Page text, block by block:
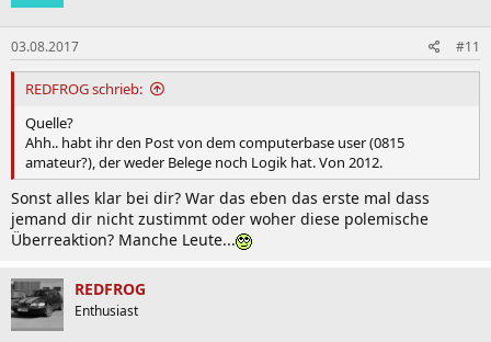
03.08.2017 #11
REDFROG schrieb:
Quelle?
Ahh.. habt ihr den Post von dem computerbase user (0815
amateur?), der weder Belege noch Logik hat. Von 2012.
Sonst alles klar bei dir? War das eben das erste mal dass
jemand dir nicht zustimmt oder woher diese polemische
Überreaktion? Manche Leute...
REDFROG
Enthusiast